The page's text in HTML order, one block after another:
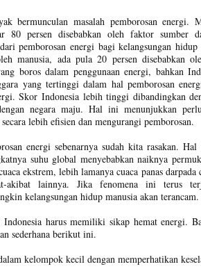
bermunculan masalah pemborosan energi.
80 persen disebabkan oleh faktor sumber
pemborosan energi bagi kelangsungan
manusia, ada pula 20 persen disebabkan
boros dalam penggunaan energi, bahkan
yang tertinggi dalam hal pemborosan
Skor Indonesia lebih tinggi dibandingkan
negara maju. Hal ini menunjukkan
lebih efisien dan mengurangi pemborosan.
energi sebenarnya sudah kita rasakan.
suhu global menyebabkan naiknya
ekstrem, lebih lamanya cuaca panas
akibat lainnya. Jika fenomena ini terus
kelangsungan hidup manusia akan terancam.
Indonesia harus memiliki sikap hemat energi.
sederhana berikut ini.
kelompok kecil dengan memperhatikan